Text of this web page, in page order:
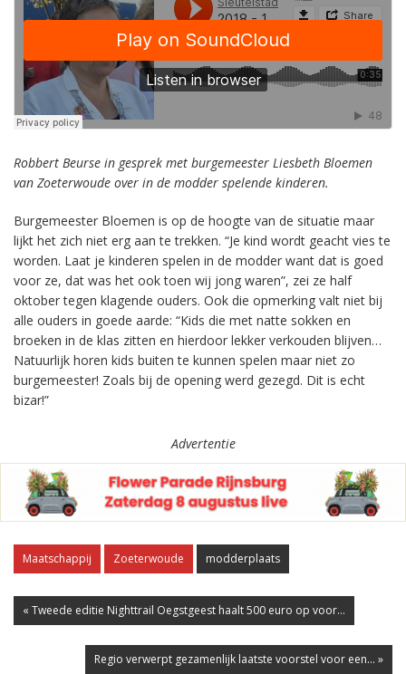
Robbert Beurse in gesprek met burgemeester Liesbeth Bloemen
van Zoeterwoude over in de modder spelende kinderen.
Burgemeester Bloemen is op de hoogte van de situatie maar
lijkt het zich niet erg aan te trekken. “Je kind wordt geacht vies te
worden. Laat je kinderen spelen in de modder want dat is goed
voor ze, dat was het ook toen wij jong waren”, zei ze half
oktober tegen klagende ouders. Ook die opmerking valt niet bij
alle ouders in goede aarde: “Kids die met natte sokken en
broeken in de klas zitten en hierdoor lekker verkouden blijven…
Natuurlijk horen kids buiten te kunnen spelen maar niet zo
burgemeester! Zoals bij de opening werd gezegd. Dit is echt
bizar!”
Advertentie
Maatschappij Zoeterwoude modderplaats
« Tweede editie Nighttrail Oegstgeest haalt 500 euro op voor...
Regio verwerpt gezamenlijk laatste voorstel voor een... »